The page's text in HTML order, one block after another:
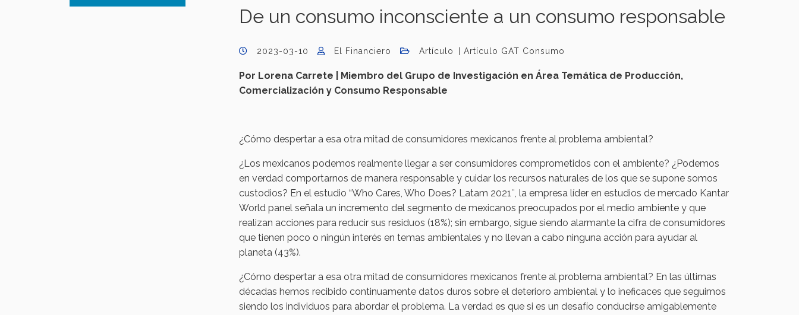
De un consumo inconsciente a un consumo responsable
2023-03-10 El Financiero Artículo Artículo GAT Consumo
Por Lorena Carrete | Miembro del Grupo de Investigación en Área Temática de Producción,
Comercialización y Consumo Responsable
¿Cómo despertar a esa otra mitad de consumidores mexicanos frente al problema ambiental?
¿Los mexicanos podemos realmente llegar a ser consumidores comprometidos con el ambiente? ¿Podemos
en verdad comportarnos de manera responsable y cuidar los recursos naturales de los que se supone somos
custodios? En el estudio “Who Cares, Who Does? Latam 2021″, la empresa líder en estudios de mercado Kantar
World panel señala un incremento del segmento de mexicanos preocupados por el medio ambiente y que
realizan acciones para reducir sus residuos (18%); sin embargo, sigue siendo alarmante la cifra de consumidores
que tienen poco o ningún interés en temas ambientales y no llevan a cabo ninguna acción para ayudar al
planeta (43%).
¿Cómo despertar a esa otra mitad de consumidores mexicanos frente al problema ambiental? En las últimas
décadas hemos recibido continuamente datos duros sobre el deterioro ambiental y lo ineficaces que seguimos
siendo los individuos para abordar el problema. La verdad es que si es un desafío conducirse amigablemente